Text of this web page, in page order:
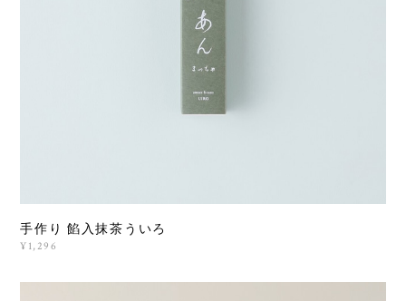
手作り 餡入抹茶ういろ
¥1,296